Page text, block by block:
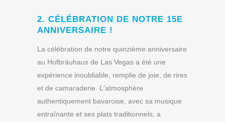
2. CÉLÉBRATION DE NOTRE 15E
ANNIVERSAIRE !
La célébration de notre quinzième anniversaire
au Hofbräuhaus de Las Vegas a été une
expérience inoubliable, remplie de joie, de rires
et de camaraderie. L'atmosphère
authentiquement bavaroise, avec sa musique
entraînante et ses plats traditionnels, a